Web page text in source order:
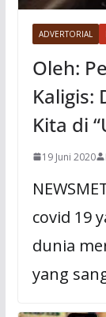
ADVERTORIAL
Oleh:
Kaligis:
Kita di
19 Juni 2020
covid 19
dunia
yang